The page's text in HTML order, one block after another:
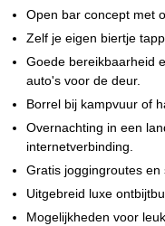
Open bar concept met
Zelf je eigen biertje
Goede bereikbaarheid
auto's voor de deur.
Borrel bij kampvuur of
Overnachting in een
internetverbinding.
Gratis joggingroutes en
Uitgebreid luxe
Mogelijkheden voor